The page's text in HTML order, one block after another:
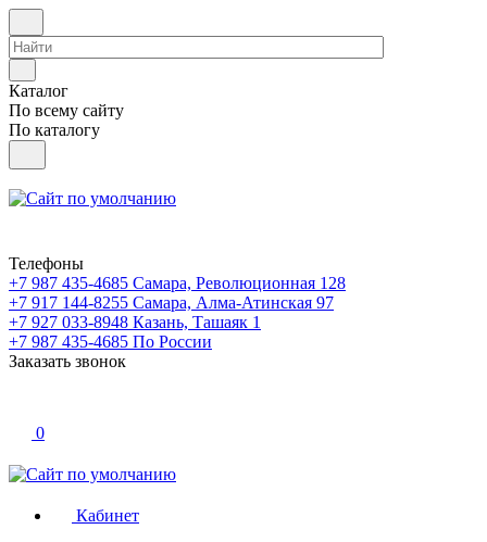
Каталог
По всему сайту
По каталогу
Телефоны
+7 987 435-4685 Самара, Революционная 128
+7 917 144-8255 Самара, Алма-Атинская 97
+7 927 033-8948 Казань, Ташаяк 1
+7 987 435-4685 По России
Заказать звонок
0
Кабинет